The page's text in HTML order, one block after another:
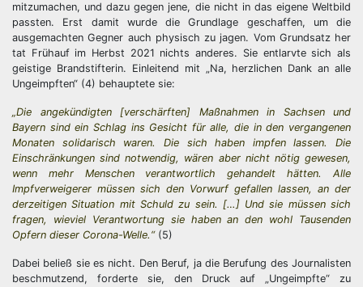
mitzumachen, und dazu gegen jene, die nicht in das eigene Weltbild
passten. Erst damit wurde die Grundlage geschaffen, um die
ausgemachten Gegner auch physisch zu jagen. Vom Grundsatz her
tat Frühauf im Herbst 2021 nichts anderes. Sie entlarvte sich als
geistige Brandstifterin. Einleitend mit „Na, herzlichen Dank an alle
Ungeimpften“ (4) behauptete sie:
„Die angekündigten [verschärften] Maßnahmen in Sachsen und
Bayern sind ein Schlag ins Gesicht für alle, die in den vergangenen
Monaten solidarisch waren. Die sich haben impfen lassen. Die
Einschränkungen sind notwendig, wären aber nicht nötig gewesen,
wenn mehr Menschen verantwortlich gehandelt hätten. Alle
Impfverweigerer müssen sich den Vorwurf gefallen lassen, an der
derzeitigen Situation mit Schuld zu sein. […] Und sie müssen sich
fragen, wieviel Verantwortung sie haben an den wohl Tausenden
Opfern dieser Corona-Welle.“(5)
Dabei beließ sie es nicht. Den Beruf, ja die Berufung des Journalisten
beschmutzend, forderte sie, den Druck auf „Ungeimpfte“ zu